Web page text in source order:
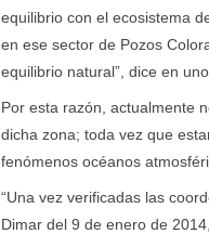
equilibrio con el ecosistema
en ese sector de Pozos
equilibrio natural”, dice en
Por esta razón, actualmente
dicha zona; toda vez que
fenómenos océanos
“Una vez verificadas las
Dimar del 9 de enero de